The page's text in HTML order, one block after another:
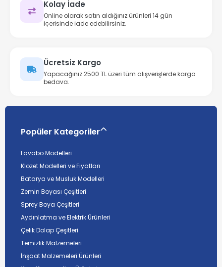
Kolay İade
Online olarak satın aldığınız ürünleri 14 gün
içerisinde iade edebilirsiniz.
Ücretsiz Kargo
Yapacağınız 2500 TL üzeri tüm alışverişlerde kargo
bedava.
Popüler Kategoriler
Lavabo Modelleri
Klozet Modelleri ve Fiyatları
Batarya ve Musluk Modelleri
Zemin Boyası Çeşitleri
Sprey Boya Çeşitleri
Aydınlatma ve Elektrik Ürünleri
Çelik Dolap Çeşitleri
Temizlik Malzemeleri
İnşaat Malzemeleri Ürünleri